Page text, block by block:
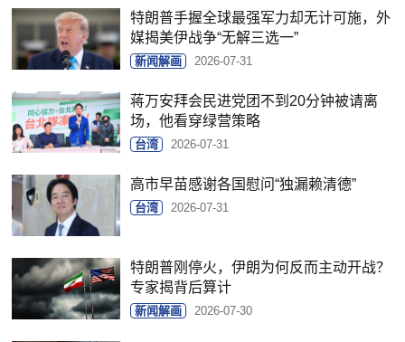
特朗普手握全球最强军力却无计可施，外
媒揭美伊战争“无解三选一”
新闻解画 2026-07-31
蒋万安拜会民进党团不到20分钟被请离
场，他看穿绿营策略
台湾 2026-07-31
高市早苗感谢各国慰问“独漏赖清德”
台湾 2026-07-31
特朗普刚停火，伊朗为何反而主动开战？
专家揭背后算计
新闻解画 2026-07-30